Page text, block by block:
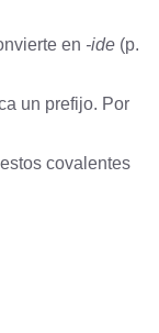
en -ide (p.
un prefijo. Por
covalentes